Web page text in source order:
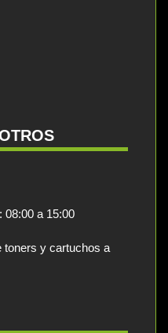
08:00 a 15:00
toners y cartuchos a